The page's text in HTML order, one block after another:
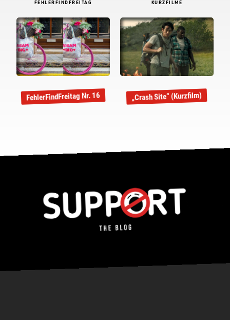
FEHLERFINDFREITAG
FehlerFindFreitag Nr. 16
KURZFILME
„Crash Site“ (Kurzfilm)